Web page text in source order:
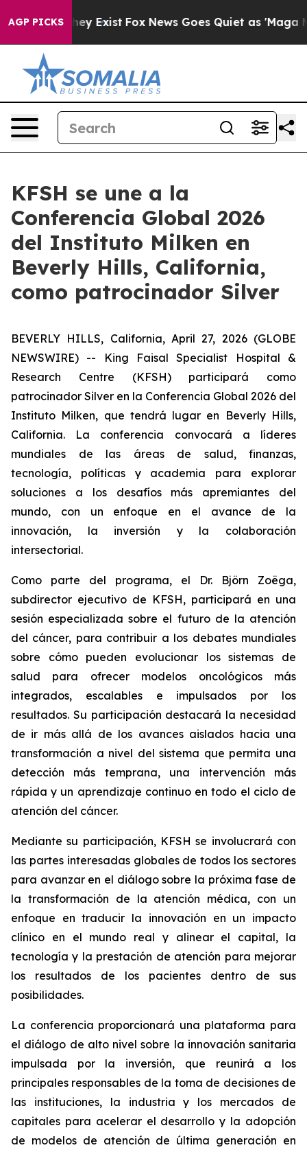
AGP PICKS
Proof They Exist Fox News Goes Quiet as 'Maga
KFSH se une a la
Conferencia Global 2026
del Instituto Milken en
Beverly Hills, California,
como patrocinador Silver
BEVERLY HILLS, California, April 27, 2026 (GLOBE
NEWSWIRE) -- King Faisal Specialist Hospital &
Research Centre (KFSH) participará como
patrocinador Silver en la Conferencia Global 2026 del
Instituto Milken, que tendrá lugar en Beverly Hills,
California. La conferencia convocará a líderes
mundiales de las áreas de salud, finanzas,
tecnología, políticas y academia para explorar
soluciones a los desafíos más apremiantes del
mundo, con un enfoque en el avance de la
innovación, la inversión y la colaboración
intersectorial.
Como parte del programa, el Dr. Björn Zoëga,
subdirector ejecutivo de KFSH, participará en una
sesión especializada sobre el futuro de la atención
del cáncer, para contribuir a los debates mundiales
sobre cómo pueden evolucionar los sistemas de
salud para ofrecer modelos oncológicos más
integrados, escalables e impulsados por los
resultados. Su participación destacará la necesidad
de ir más allá de los avances aislados hacia una
transformación a nivel del sistema que permita una
detección más temprana, una intervención más
rápida y un aprendizaje continuo en todo el ciclo de
atención del cáncer.
Mediante su participación, KFSH se involucrará con
las partes interesadas globales de todos los sectores
para avanzar en el diálogo sobre la próxima fase de
la transformación de la atención médica, con un
enfoque en traducir la innovación en un impacto
clínico en el mundo real y alinear el capital, la
tecnología y la prestación de atención para mejorar
los resultados de los pacientes dentro de sus
posibilidades.
La conferencia proporcionará una plataforma para
el diálogo de alto nivel sobre la innovación sanitaria
impulsada por la inversión, que reunirá a los
principales responsables de la toma de decisiones de
las instituciones, la industria y los mercados de
capitales para acelerar el desarrollo y la adopción
de modelos de atención de última generación en